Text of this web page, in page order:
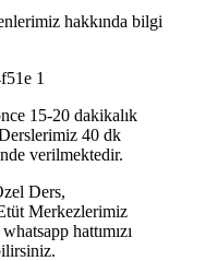
hakkında bilgi
15-20 dakikalık
40 dk
verilmektedir.
Ders,
Merkezlerimiz
hattımızı